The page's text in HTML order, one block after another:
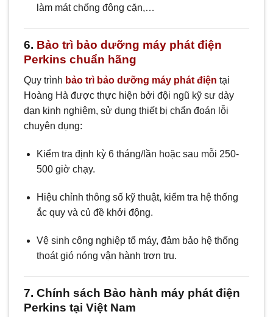
làm mát chống đông cặn,…
6. Bảo trì bảo dưỡng máy phát điện
Perkins chuẩn hãng
Quy trình bảo trì bảo dưỡng máy phát điện tại
Hoàng Hà được thực hiện bởi đội ngũ kỹ sư dày
dạn kinh nghiệm, sử dụng thiết bị chẩn đoán lỗi
chuyên dụng:
Kiểm tra định kỳ 6 tháng/lần hoặc sau mỗi 250-
500 giờ chạy.
Hiệu chỉnh thông số kỹ thuật, kiểm tra hệ thống
ắc quy và củ đề khởi động.
Vệ sinh công nghiệp tổ máy, đảm bảo hệ thống
thoát gió nóng vận hành trơn tru.
7. Chính sách Bảo hành máy phát điện
Perkins tại Việt Nam